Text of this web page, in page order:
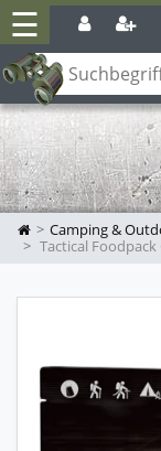
☰
Camping &
Tactical